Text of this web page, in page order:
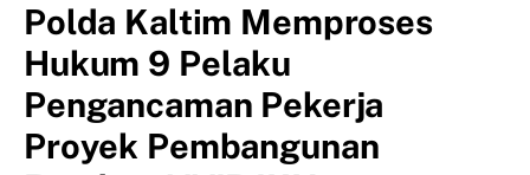
Polda Kaltim Memproses
Hukum 9 Pelaku
Pengancaman Pekerja
Proyek Pembangunan